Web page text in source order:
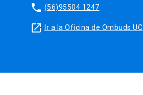
phone (56)95504 1247
launch Ir a la Oficina de Ombuds UC